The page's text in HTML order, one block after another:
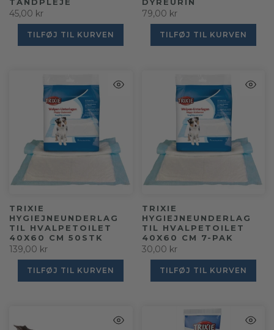
45,00 kr
TILFØJ TIL KURVEN
79,00 kr
TILFØJ TIL KURVEN
TRIXIE
HYGIEJNEUNDERLAG
TIL HVALPETOILET
40X60 CM 50STK
139,00 kr
TILFØJ TIL KURVEN
TRIXIE
HYGIEJNEUNDERLAG
TIL HVALPETOILET
40X60 CM 7-PAK
30,00 kr
TILFØJ TIL KURVEN